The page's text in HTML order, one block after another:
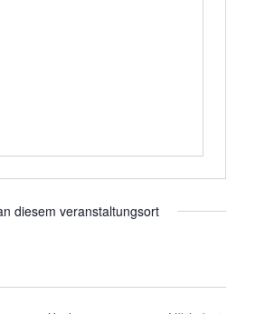
diesem veranstaltungsort